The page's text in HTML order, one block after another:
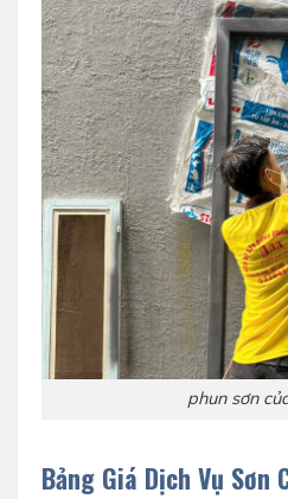
phun sơn
Bảng Giá Dịch Vụ Sơn